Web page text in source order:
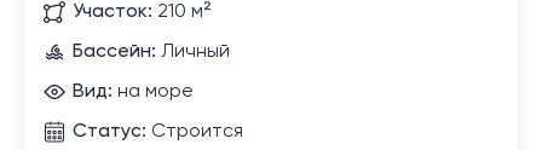
Участок: 210 м²
Бассейн: Личный
Вид: на море
Статус: Строится